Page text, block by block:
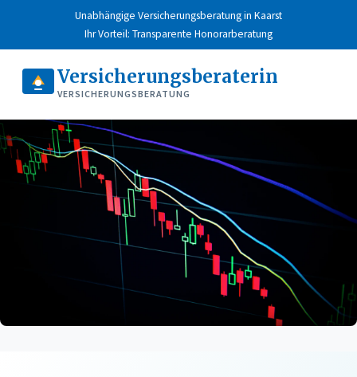
Unabhängige Versicherungsberatung in Kaarst
Ihr Vorteil: Transparente Honorarberatung
Versicherungsberaterin
VERSICHERUNGSBERATUNG